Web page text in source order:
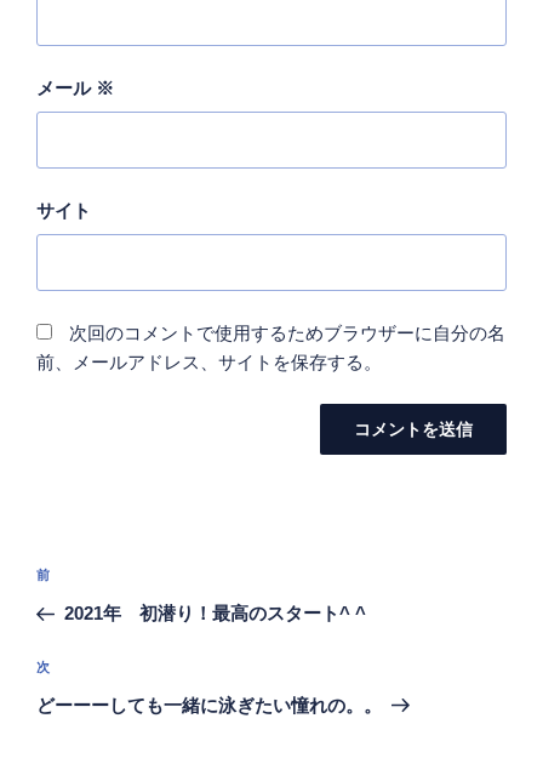
メール ※
サイト
次回のコメントで使用するためブラウザーに自分の名
前、メールアドレス、サイトを保存する。
投
ナ
ビ
ゲ
前
の
稿
前
2021年 初潜り！最高のスタート^ ^
次
の
次
どーーーしても一緒に泳ぎたい憧れの。。